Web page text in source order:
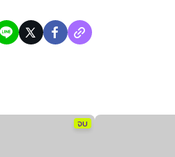
จบ